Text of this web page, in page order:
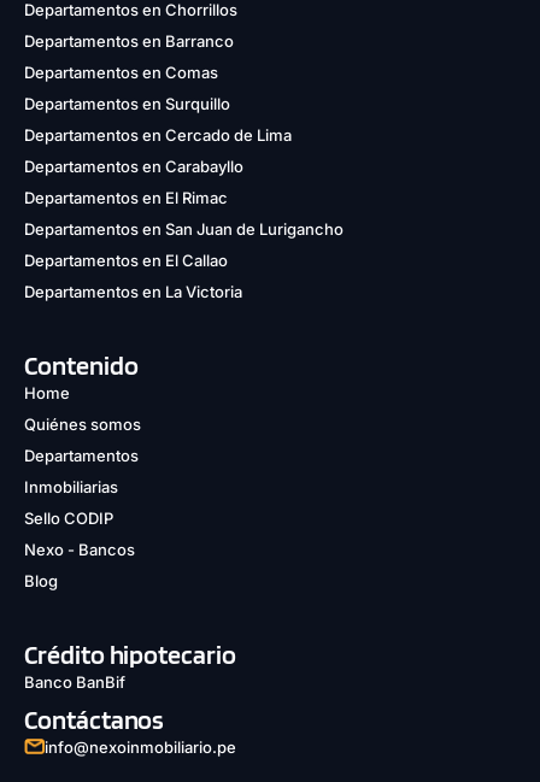
Departamentos en Chorrillos
Departamentos en Barranco
Departamentos en Comas
Departamentos en Surquillo
Departamentos en Cercado de Lima
Departamentos en Carabayllo
Departamentos en El Rimac
Departamentos en San Juan de Lurigancho
Departamentos en El Callao
Departamentos en La Victoria
Contenido
Home
Quiénes somos
Departamentos
Inmobiliarias
Sello CODIP
Nexo - Bancos
Blog
Crédito hipotecario
Banco BanBif
Contáctanos
info@nexoinmobiliario.pe